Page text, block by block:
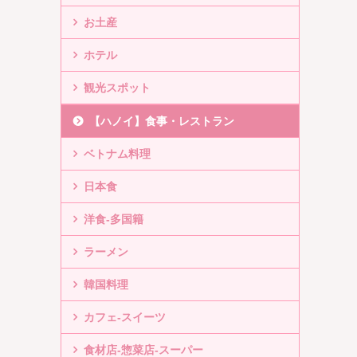
お土産
ホテル
観光スポット
【ハノイ】食事・レストラン
ベトナム料理
日本食
洋食-多国籍
ラーメン
韓国料理
カフェ-スイーツ
食材店-惣菜店-スーパー